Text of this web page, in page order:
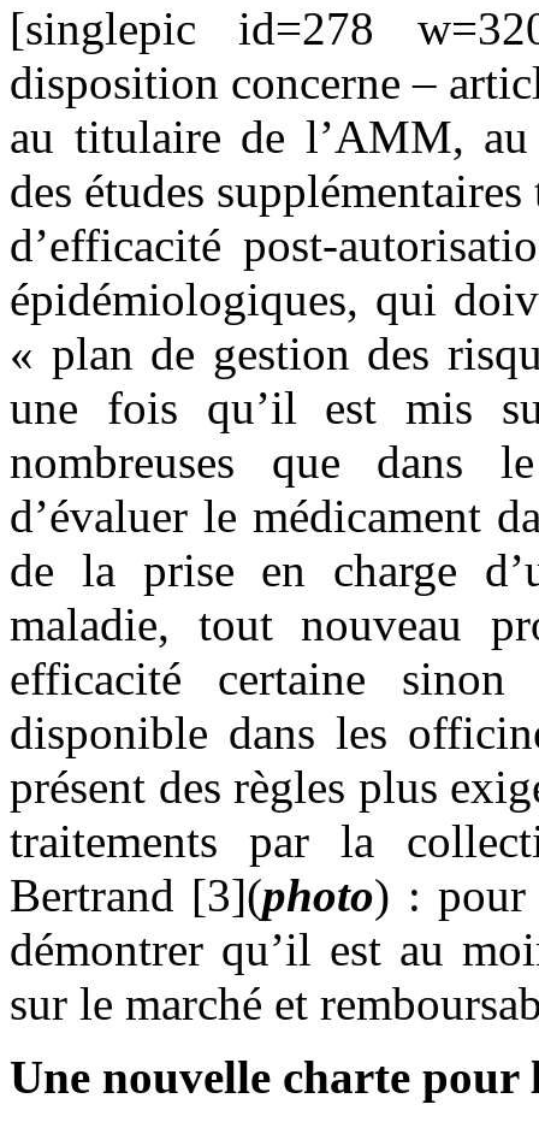
[singlepic id=278
disposition concerne –
au titulaire de l’AMM,
des études
d’efficacité post-
épidémiologiques, qui
« plan de gestion des
une fois qu’il est mis
nombreuses que dans
d’évaluer le médicament
de la prise en charge
maladie, tout nouveau
efficacité certaine
disponible dans les
présent des règles plus
traitements par la
Bertrand [3](photo) : pour
démontrer qu’il est au
sur le marché et
Une nouvelle charte pour